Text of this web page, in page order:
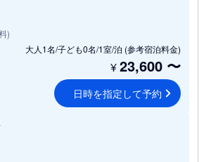
)
大人1名/子ども0名/1室/泊 (参考宿泊料金)
¥23,600 〜
日時を指定して予約